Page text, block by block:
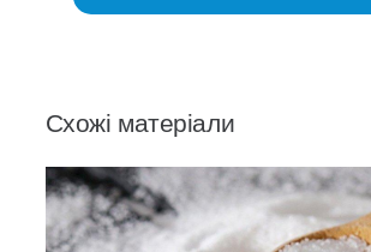
Схожі матеріали